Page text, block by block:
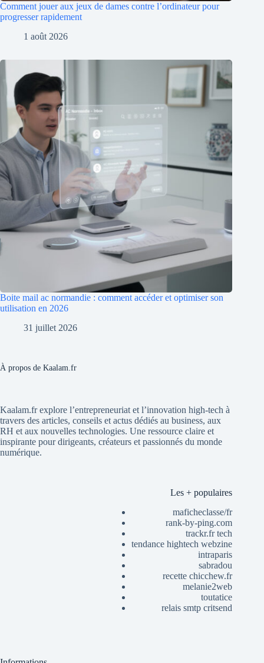
Comment jouer aux jeux de dames contre l’ordinateur pour
progresser rapidement
1 août 2026
Boite mail ac normandie : comment accéder et optimiser son
utilisation en 2026
31 juillet 2026
À propos de Kaalam.fr
Kaalam.fr explore l’entrepreneuriat et l’innovation high-tech à
travers des articles, conseils et actus dédiés au business, aux
RH et aux nouvelles technologies. Une ressource claire et
inspirante pour dirigeants, créateurs et passionnés du monde
numérique.
Les + populaires
maficheclasse/fr
rank-by-ping.com
trackr.fr tech
tendance hightech webzine
intraparis
sabradou
recette chicchew.fr
melanie2web
toutatice
relais smtp critsend